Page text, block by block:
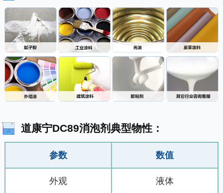
道康宁DC89消泡剂典型物性：
参数
外观
数值
液体